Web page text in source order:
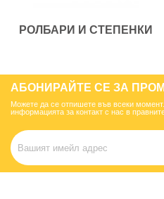
РОЛБАРИ И СТЕПЕНКИ
АБОНИРАЙТЕ СЕ ЗА
Можете да се отпишете във всеки
информацията за контакт с нас в